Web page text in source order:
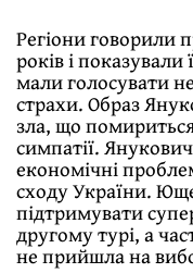
Регіони говорили
років і показували
мали голосувати не
страхи. Образ
зла, що
симпатії.
економічні
сходу України.
підтримувати
другому турі, а
не прийшла на